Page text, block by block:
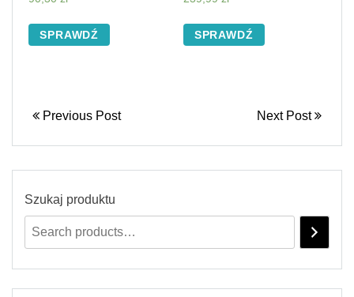
SPRAWDŹ SPRAWDŹ
Previous Post Next Post
Szukaj produktu